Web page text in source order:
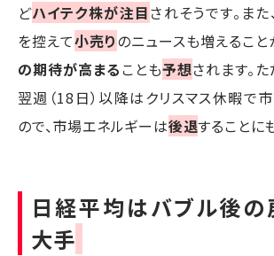
どハイテク株が注目されそうです。また
を控えて小売りのニュースも増えること
の期待が高まる ことも予想されます。
翌週（18日）以降はクリスマス休暇で
ので、市場エネルギーは後退することに
日経平均はバブル後の
大手